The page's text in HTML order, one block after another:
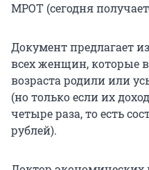
МРОТ (сегодня
Документ предлагает
всех женщин, которые
возраста родили или
(но только если их
четыре раза, то есть
рублей).